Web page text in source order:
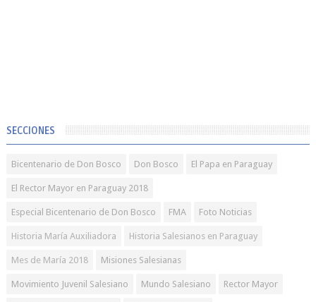
SECCIONES
Bicentenario de Don Bosco Don Bosco El Papa en Paraguay
El Rector Mayor en Paraguay 2018
Especial Bicentenario de Don Bosco FMA Foto Noticias
Historia María Auxiliadora Historia Salesianos en Paraguay
Mes de María 2018 Misiones Salesianas
Movimiento Juvenil Salesiano Mundo Salesiano Rector Mayor